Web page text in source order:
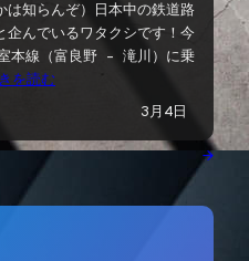
は知らんぞ）日本中の鉄道路
企んでいるワタクシです！今
本線（富良野 – 滝川）に乗
を読む
3月4日
→